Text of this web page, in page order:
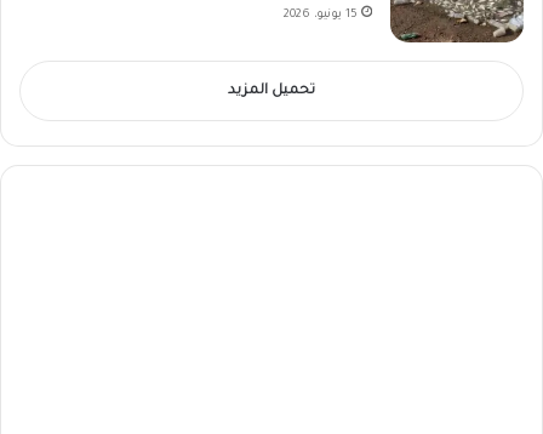
15 يونيو، 2026
تحميل المزيد